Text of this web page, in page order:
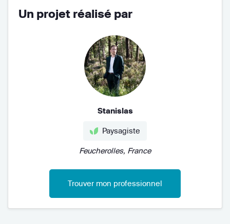
Un projet réalisé par
Stanislas
Paysagiste
Feucherolles, France
Trouver mon professionnel